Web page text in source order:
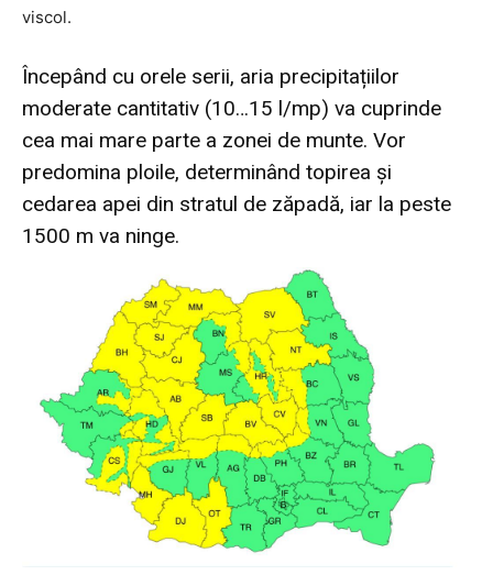
viscol.
Începând cu orele serii, aria precipitațiilor
moderate cantitativ (10…15 l/mp) va cuprinde
cea mai mare parte a zonei de munte. Vor
predomina ploile, determinând topirea și
cedarea apei din stratul de zăpadă, iar la peste
1500 m va ninge.